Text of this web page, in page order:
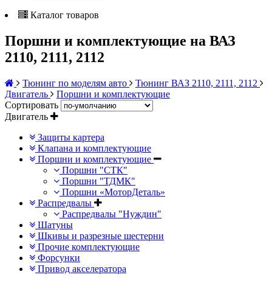
Каталог товаров
Поршни и комплектующие на ВАЗ
2110, 2111, 2112
Тюнинг по моделям авто
Тюнинг ВАЗ 2110, 2111, 2112
Двигатель
Поршни и комплектующие
Сортировать
Двигатель
Защиты картера
Клапана и комплектующие
Поршни и комплектующие
Поршни "СТК"
Поршни "ТДМК"
Поршни «МоторДеталь»
Распредвалы
Распредвалы "Нуждин"
Шатуны
Шкивы и разрезные шестерни
Прочие комплектующие
Форсунки
Привод акселератора